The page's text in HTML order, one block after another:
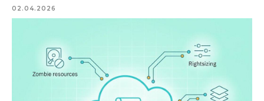
02.04.2026